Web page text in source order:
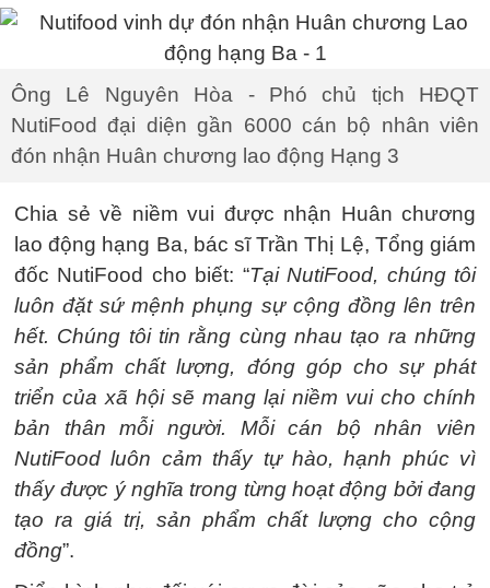
Ông Lê Nguyên Hòa - Phó chủ tịch HĐQT
NutiFood đại diện gần 6000 cán bộ nhân viên
đón nhận Huân chương lao động Hạng 3
Chia sẻ về niềm vui được nhận Huân chương
lao động hạng Ba, bác sĩ Trần Thị Lệ, Tổng giám
đốc NutiFood cho biết: “Tại NutiFood, chúng tôi
luôn đặt sứ mệnh phụng sự cộng đồng lên trên
hết. Chúng tôi tin rằng cùng nhau tạo ra những
sản phẩm chất lượng, đóng góp cho sự phát
triển của xã hội sẽ mang lại niềm vui cho chính
bản thân mỗi người. Mỗi cán bộ nhân viên
NutiFood luôn cảm thấy tự hào, hạnh phúc vì
thấy được ý nghĩa trong từng hoạt động bởi đang
tạo ra giá trị, sản phẩm chất lượng cho cộng
đồng”.